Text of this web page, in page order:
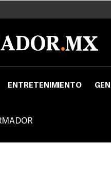
ENTRETENIMIENTO